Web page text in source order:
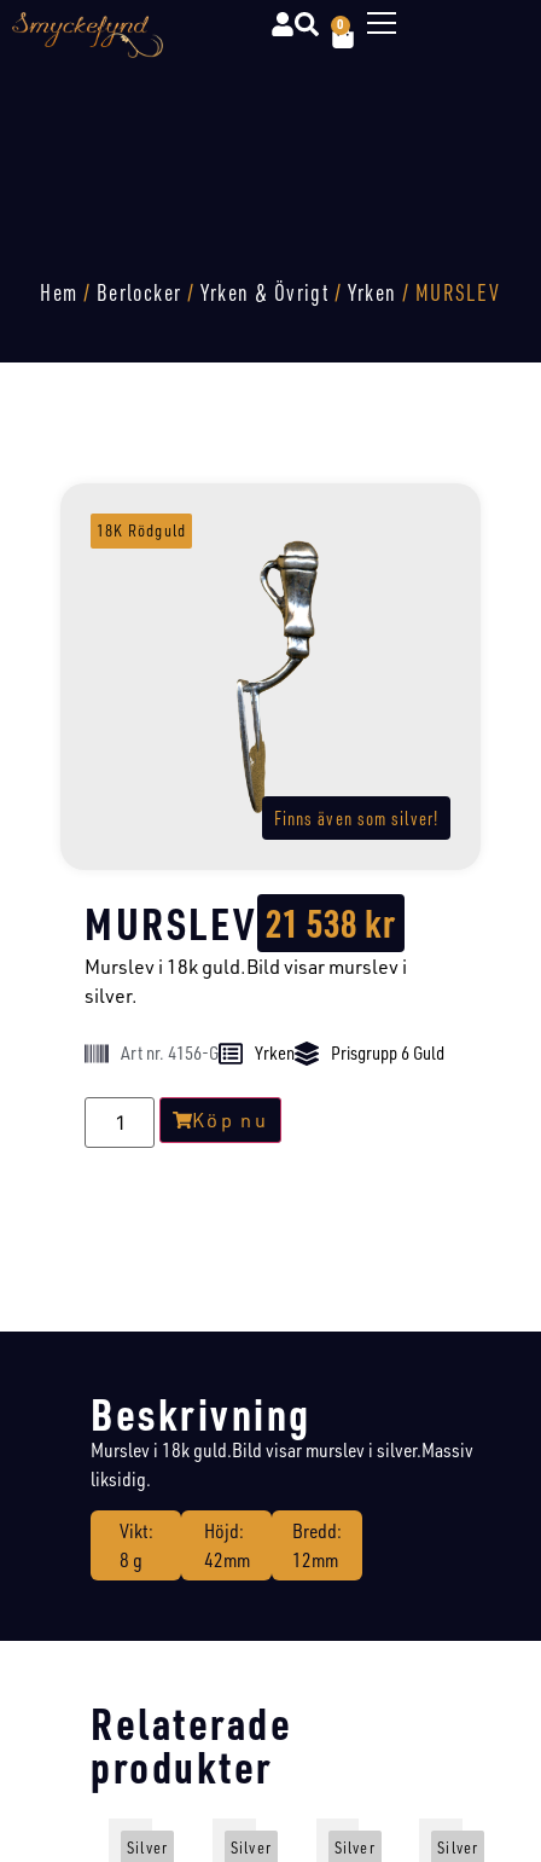
0
Hem / Berlocker / Yrken & Övrigt / Yrken / MURSLEV
Finns även som silver!
18K Rödguld
MURSLEV 21 538kr
Murslev i 18k guld.Bild visar murslev i
silver.
Art nr. 4156-G Yrken Prisgrupp 6 Guld
Köp nu
Beskrivning
Murslev i 18k guld.Bild visar murslev i silver.Massiv
liksidig.
Vikt:
8 g
Höjd:
42mm
Bredd:
12mm
Relaterade
produkter
Silver Silver Silver Silver